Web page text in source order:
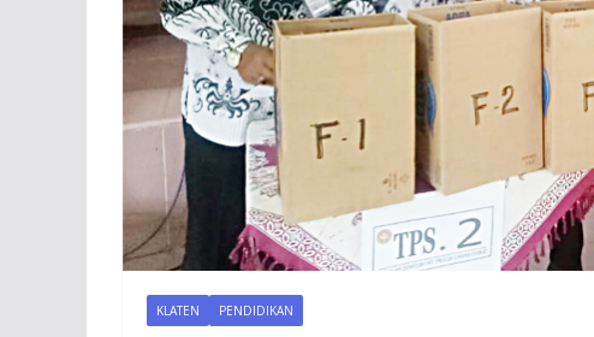
KLATEN PENDIDIKAN